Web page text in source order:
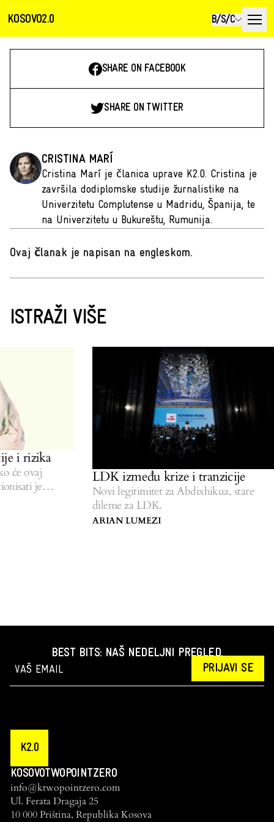
KOSOVO2.0 B/S/C
SHARE ON FACEBOOK
SHARE ON TWITTER
CRISTINA MARÍ
Cristina Marí je članica uprave K2.0. Cristina je
završila dodiplomske studije žurnalistike na
Univerzitetu Complutense u Madridu, Španija, te
na Univerzitetu u Bukureštu, Rumunija.
Ovaj članak je napisan na engleskom.
ISTRAŽI VIŠE
i rizika
će ovaj
je
LDK između krize i tranzicije
Novi legitimitet za Abdixhikua, stare
dileme za LDK.
ARIAN LUMEZI
BEST BITS: NAŠ NEDELJNI PREGLED.
PRIJAVI SE
K2.0
KOSOVOTWOPOINTZERO
info@ktwopointzero.com
Ul. Ferata Dragaja 25
10 000 Priština, Republika Kosova